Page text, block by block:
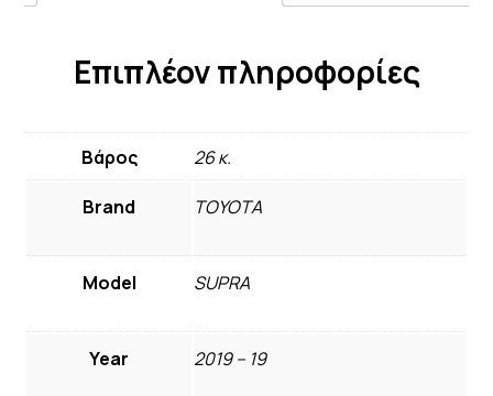
Επιπλέον πληροφορίες
Βάρος 26 κ.
Brand TOYOTA
Model SUPRA
Year 2019 – 19